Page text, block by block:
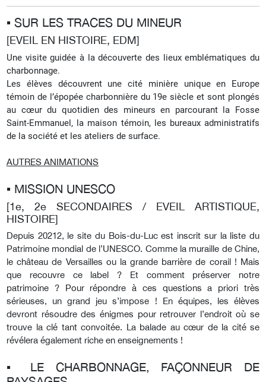
▪︎ SUR LES TRACES DU MINEUR
[EVEIL EN HISTOIRE, EDM]
Une visite guidée à la découverte des lieux emblématiques du
charbonnage.
Les élèves découvrent une cité minière unique en Europe
témoin de l’épopée charbonnière du 19e siècle et sont plongés
au cœur du quotidien des mineurs en parcourant la Fosse
Saint-Emmanuel, la maison témoin, les bureaux administratifs
de la société et les ateliers de surface.
AUTRES ANIMATIONS
▪︎ MISSION UNESCO
[1e, 2e SECONDAIRES / EVEIL ARTISTIQUE,
HISTOIRE]
Depuis 20212, le site du Bois-du-Luc est inscrit sur la liste du
Patrimoine mondial de l’UNESCO. Comme la muraille de Chine,
le château de Versailles ou la grande barrière de corail ! Mais
que recouvre ce label ? Et comment préserver notre
patrimoine ? Pour répondre à ces questions a priori très
sérieuses, un grand jeu s’impose ! En équipes, les élèves
devront résoudre des énigmes pour retrouver l’endroit où se
trouve la clé tant convoitée. La balade au cœur de la cité se
révélera également riche en enseignements !
▪︎ LE CHARBONNAGE, FAÇONNEUR DE